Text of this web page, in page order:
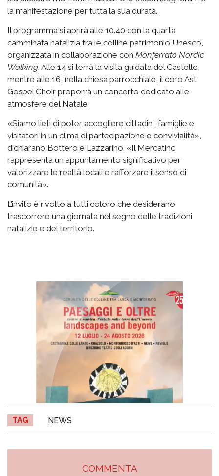
la manifestazione per tutta la sua durata.
Il programma si aprirà alle 10.40 con la quarta
camminata natalizia tra le colline patrimonio Unesco,
organizzata in collaborazione con Monferrato Nordic
Walking. Alle 14 si terrà la visita guidata del Castello,
mentre alle 16, nella chiesa parrocchiale, il coro Asti
Gospel Choir proporrà un concerto dedicato alle
atmosfere del Natale.
«Siamo lieti di poter accogliere cittadini, famiglie e
visitatori in un clima di partecipazione e convivialità»,
dichiarano Bottero e Lazzarino. «Il Mercatino
rappresenta un appuntamento significativo per
valorizzare le realtà locali e rafforzare il senso di
comunità».
L’invito è rivolto a tutti coloro che desiderano
trascorrere una giornata nel segno delle tradizioni
natalizie e del territorio.
TAG NEWS
COMMENTA